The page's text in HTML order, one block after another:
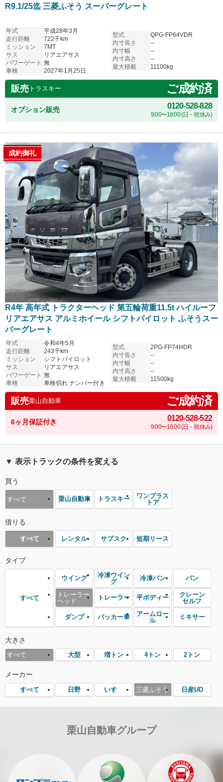
R9.1/25迄 三菱ふそう スーパーグレート
年式
平成28年3月
走行距離
722千km
ミッション
7MT
サス
リアエアサス
パワーゲート 無
車検
2027年1月25日
型式
QPG-FP64VDR
内寸長さ
--
内寸幅
--
内寸高さ
--
最大積載
11100kg
販売 トラスキー ご成約済
オプション販売 0120-528-828
9:00〜18:00 (日・祝休み)
成約御礼
R4年 高年式 トラクターヘッド 第五輪荷重11.5t ハイルーフ
リアエアサス アルミホイール シフトパイロット ふそうスー
パーグレート
年式
令和4年5月
走行距離
243千km
ミッション
シフトパイロット
サス
リアエアサス
パワーゲート 無
車検
車検切れ ナンバー付き
型式
2PG-FP74HDR
内寸長さ
--
内寸幅
--
内寸高さ
--
最大積載
11500kg
販売栗山自動車 ご成約済
6ヶ月保証付き 0120-528-522
9:00〜18:00 (日・祝休み)
▼ 表示トラックの条件を変える
買う
すべて 栗山自動車 トラスキー
ワンプラス
トア
借りる
すべて レンタル サブスク 短期リース
タイプ
すべて
ウイング
冷凍ウイン
グ
冷凍バン バン
トレーラー
ヘッド
トレーラー 平ボディー
クレーン
セルフ
ダンプ パッカー車
アームロー
ル
ミキサー
大きさ
すべて 大型 増トン 4トン 2トン
メーカー
すべて 日野 いすゞ 三菱ふそう 日産UD
栗山自動車グループ